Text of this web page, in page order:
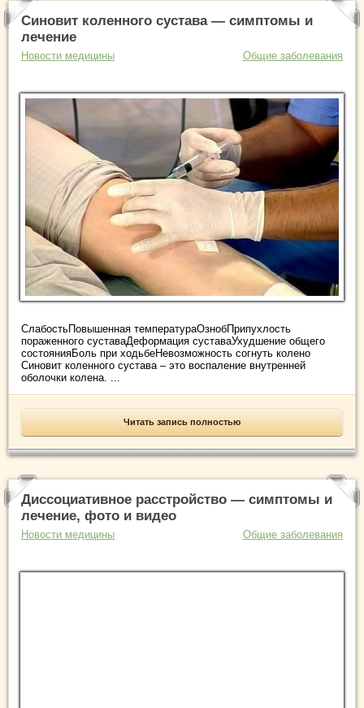
Синовит коленного сустава — симптомы и
лечение
Новости медицины Общие заболевания
СлабостьПовышенная температураОзнобПрипухлость
пораженного суставаДеформация суставаУхудшение общего
состоянияБоль при ходьбеНевозможность согнуть колено
Синовит коленного сустава – это воспаление внутренней
оболочки колена. ...
Читать запись полностью
Диссоциативное расстройство — симптомы и
лечение, фото и видео
Новости медицины Общие заболевания